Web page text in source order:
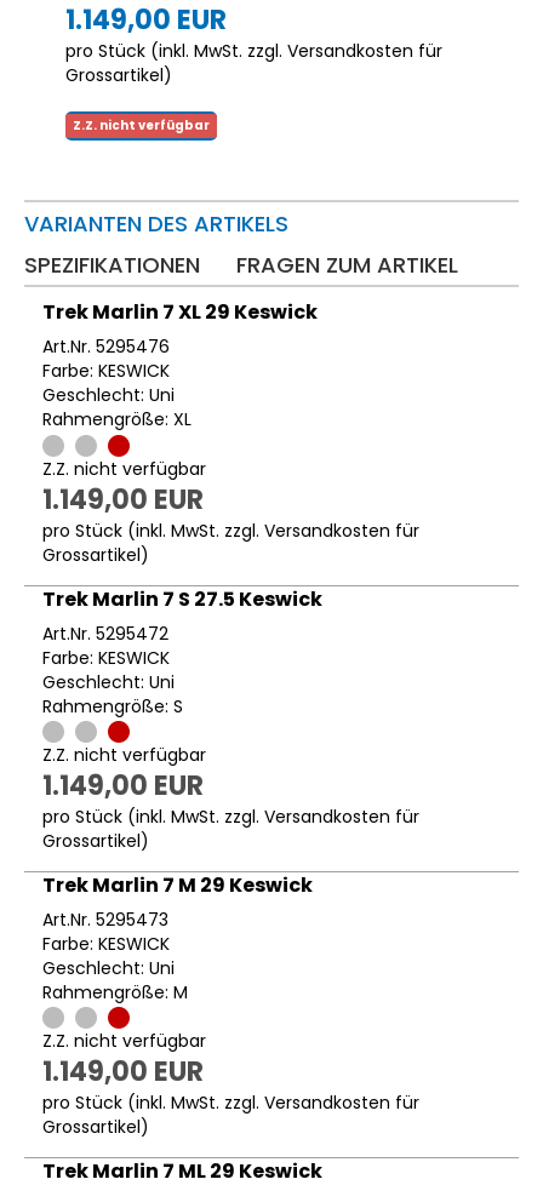
1.149,00 EUR
pro Stück (inkl. MwSt. zzgl. Versandkosten für
Grossartikel)
Z.Z. nicht verfügbar
VARIANTEN DES ARTIKELS
SPEZIFIKATIONEN
FRAGEN ZUM ARTIKEL
Trek Marlin 7 XL 29 Keswick
Art.Nr. 5295476
Farbe: KESWICK
Geschlecht: Uni
Rahmengröße: XL
Z.Z. nicht verfügbar
1.149,00 EUR
pro Stück (inkl. MwSt. zzgl. Versandkosten für
Grossartikel)
Trek Marlin 7 S 27.5 Keswick
Art.Nr. 5295472
Farbe: KESWICK
Geschlecht: Uni
Rahmengröße: S
Z.Z. nicht verfügbar
1.149,00 EUR
pro Stück (inkl. MwSt. zzgl. Versandkosten für
Grossartikel)
Trek Marlin 7 M 29 Keswick
Art.Nr. 5295473
Farbe: KESWICK
Geschlecht: Uni
Rahmengröße: M
Z.Z. nicht verfügbar
1.149,00 EUR
pro Stück (inkl. MwSt. zzgl. Versandkosten für
Grossartikel)
Trek Marlin 7 ML 29 Keswick